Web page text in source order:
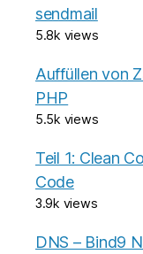
sendmail
5.8k views
Auffüllen von
PHP
5.5k views
Teil 1: Clean
Code
3.9k views
DNS – Bind9